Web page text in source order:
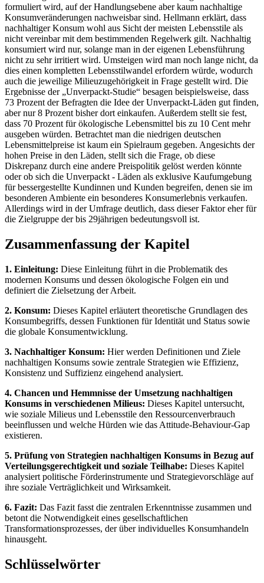
formuliert wird, auf der Handlungsebene aber kaum nachhaltige
Konsumveränderungen nachweisbar sind. Hellmann erklärt, dass
nachhaltiger Konsum wohl aus Sicht der meisten Lebensstile als
nicht vereinbar mit dem bestimmenden Regelwerk gilt. Nachhaltig
konsumiert wird nur, solange man in der eigenen Lebensführung
nicht zu sehr irritiert wird. Umsteigen wird man noch lange nicht, da
dies einen kompletten Lebensstilwandel erfordern würde, wodurch
auch die jeweilige Milieuzugehörigkeit in Frage gestellt wird. Die
Ergebnisse der „Unverpackt-Studie“ besagen beispielsweise, dass
73 Prozent der Befragten die Idee der Unverpackt-Läden gut finden,
aber nur 8 Prozent bisher dort einkaufen. Außerdem stellt sie fest,
dass 70 Prozent für ökologische Lebensmittel bis zu 10 Cent mehr
ausgeben würden. Betrachtet man die niedrigen deutschen
Lebensmittelpreise ist kaum ein Spielraum gegeben. Angesichts der
hohen Preise in den Läden, stellt sich die Frage, ob diese
Diskrepanz durch eine andere Preispolitik gelöst werden könnte
oder ob sich die Unverpackt - Läden als exklusive Kaufumgebung
für bessergestellte Kundinnen und Kunden begreifen, denen sie im
besonderen Ambiente ein besonderes Konsumerlebnis verkaufen.
Allerdings wird in der Umfrage deutlich, dass dieser Faktor eher für
die Zielgruppe der bis 29jährigen bedeutungsvoll ist.
Zusammenfassung der Kapitel
1. Einleitung: Diese Einleitung führt in die Problematik des
modernen Konsums und dessen ökologische Folgen ein und
definiert die Zielsetzung der Arbeit.
2. Konsum: Dieses Kapitel erläutert theoretische Grundlagen des
Konsumbegriffs, dessen Funktionen für Identität und Status sowie
die globale Konsumentwicklung.
3. Nachhaltiger Konsum: Hier werden Definitionen und Ziele
nachhaltigen Konsums sowie zentrale Strategien wie Effizienz,
Konsistenz und Suffizienz eingehend analysiert.
4. Chancen und Hemmnisse der Umsetzung nachhaltigen
Konsums in verschiedenen Milieus: Dieses Kapitel untersucht,
wie soziale Milieus und Lebensstile den Ressourcenverbrauch
beeinflussen und welche Hürden wie das Attitude-Behaviour-Gap
existieren.
5. Prüfung von Strategien nachhaltigen Konsums in Bezug auf
Verteilungsgerechtigkeit und soziale Teilhabe: Dieses Kapitel
analysiert politische Förderinstrumente und Strategievorschläge auf
ihre soziale Verträglichkeit und Wirksamkeit.
6. Fazit: Das Fazit fasst die zentralen Erkenntnisse zusammen und
betont die Notwendigkeit eines gesellschaftlichen
Transformationsprozesses, der über individuelles Konsumhandeln
hinausgeht.
Schlüsselwörter